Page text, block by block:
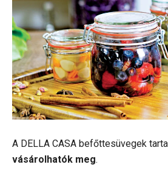
A DELLA CASA befőttesüvegek
vásárolhatók meg.